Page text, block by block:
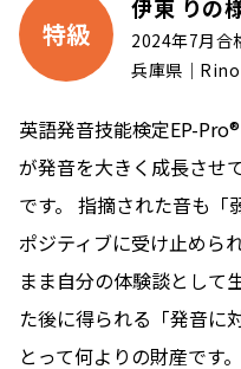
特級
伊東 りの
2024年7月合
兵庫県｜
英語発音技能検定EP-
が発音を大きく成長させ
です。 指摘された音も「
ポジティブに受け止めら
まま自分の体験談として
た後に得られる「発音に
とって何よりの財産です。